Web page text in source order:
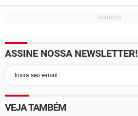
ASSINE NOSSA NEWSLETTER!
VEJA TAMBÉM